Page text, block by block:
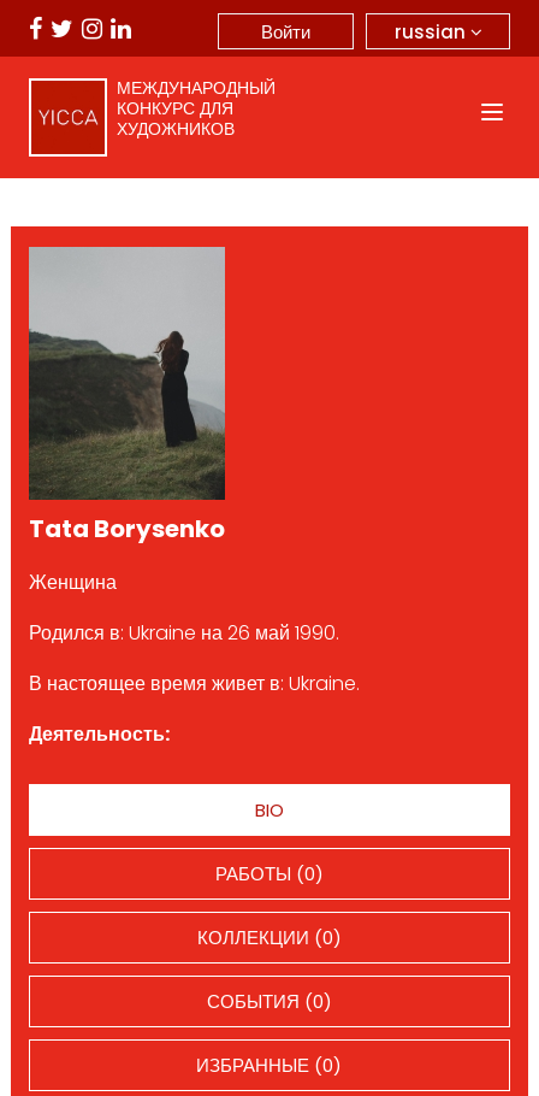
russian
Войти
МЕЖДУНАРОДНЫЙ
КОНКУРС ДЛЯ
ХУДОЖНИКОВ
Tata Borysenko
Женщина
Родился в: Ukraine на 26 май 1990.
В настоящее время живет в: Ukraine.
Деятельность:
BIO
РАБОТЫ (0)
КОЛЛЕКЦИИ (0)
СОБЫТИЯ (0)
ИЗБРАННЫЕ (0)